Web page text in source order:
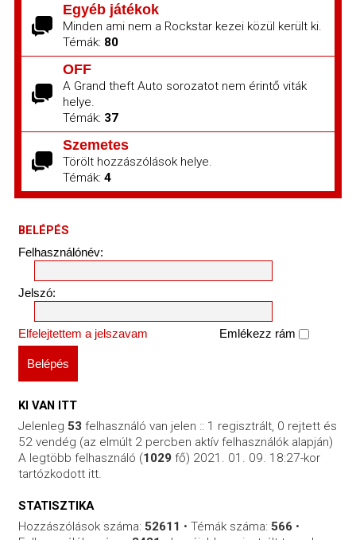
Egyéb játékok
Minden ami nem a Rockstar kezei közül került ki.
Témák: 80
OFF
A Grand theft Auto sorozatot nem érintő viták
helye.
Témák: 37
Szemetes
Törölt hozzászólások helye.
Témák: 4
BELÉPÉS
Felhasználónév:
Jelszó:
Elfelejtettem a jelszavam Emlékezz rám
KI VAN ITT
Jelenleg 53 felhasználó van jelen :: 1 regisztrált, 0 rejtett és
52 vendég (az elmúlt 2 percben aktív felhasználók alapján)
A legtöbb felhasználó (1029fő) 2021. 01. 09. 18:27-kor
tartózkodott itt.
STATISZTIKA
Hozzászólások száma: 52611 • Témák száma: 566•